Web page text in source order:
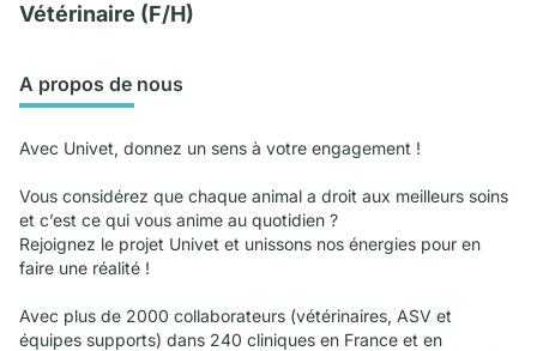
Vétérinaire (F/H)
A propos de nous
Avec Univet, donnez un sens à votre engagement !
Vous considérez que chaque animal a droit aux meilleurs soins
et c’est ce qui vous anime au quotidien ?
Rejoignez le projet Univet et unissons nos énergies pour en
faire une réalité !
Avec plus de 2000 collaborateurs (vétérinaires, ASV et
équipes supports) dans 240 cliniques en France et en